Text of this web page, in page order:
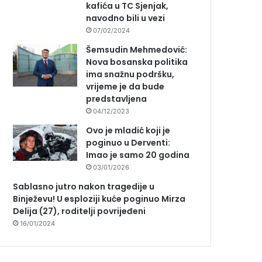
kafića u TC Sjenjak,
navodno bili u vezi
07/02/2024
Šemsudin Mehmedović:
Nova bosanska politika
ima snažnu podršku,
vrijeme je da bude
predstavljena
04/12/2023
Ovo je mladić koji je
poginuo u Derventi:
Imao je samo 20 godina
03/01/2026
Sablasno jutro nakon tragedije u
Binježevu! U esploziji kuće poginuo Mirza
Delija (27), roditelji povrijeđeni
16/01/2024